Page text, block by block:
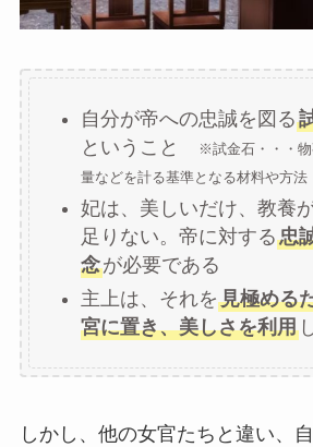
自分が帝への忠誠を図る
ということ
※試金石・・・
量などを計る基準となる材料や方法
妃は、美しいだけ、教養
足りない。帝に対する忠
念が必要である
主上は、それを見極める
宮に置き、美しさを利用
しかし、他の女官たちと違い、